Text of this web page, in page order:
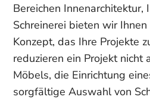
Bereichen Innenarchitektur,
Schreinerei bieten wir
Konzept, das Ihre Projekte
reduzieren ein Projekt nicht
Möbels, die Einrichtung
sorgfältige Auswahl von